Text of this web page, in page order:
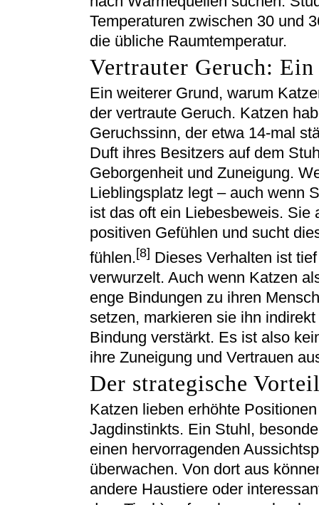
Temperaturen zwischen 30 und
die übliche Raumtemperatur.
Vertrauter Geruch:
Ein weiterer Grund, warum
der vertraute Geruch. Katzen
Geruchssinn, der etwa 14-mal
Duft ihres Besitzers auf dem
Geborgenheit und Zuneigung.
Lieblingsplatz legt – auch wenn
ist das oft ein Liebesbeweis. Sie
positiven Gefühlen und sucht
fühlen.[8] Dieses Verhalten ist
verwurzelt. Auch wenn Katzen
enge Bindungen zu ihren
setzen, markieren sie ihn
Bindung verstärkt. Es ist also
ihre Zuneigung und Vertrauen
Der strategische
Katzen lieben erhöhte
Jagdinstinkts. Ein Stuhl,
einen hervorragenden
überwachen. Von dort aus
andere Haustiere oder